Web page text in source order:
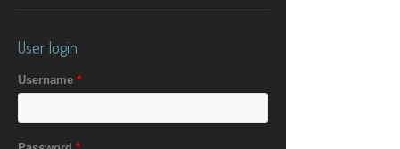
User login
Username *